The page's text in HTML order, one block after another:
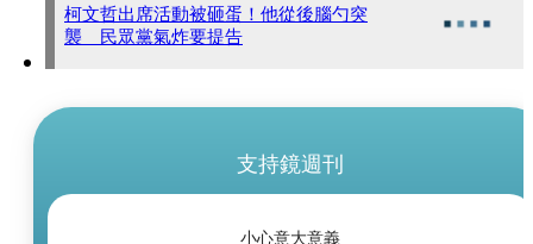
柯文哲出席活動被砸蛋！他從後腦勺突
襲 民眾黨氣炸要提告
支持鏡週刊
小心意大意義